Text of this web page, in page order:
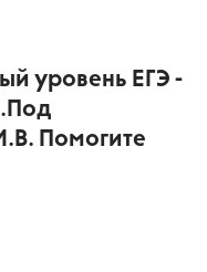
уровень ЕГЭ -
Помогите